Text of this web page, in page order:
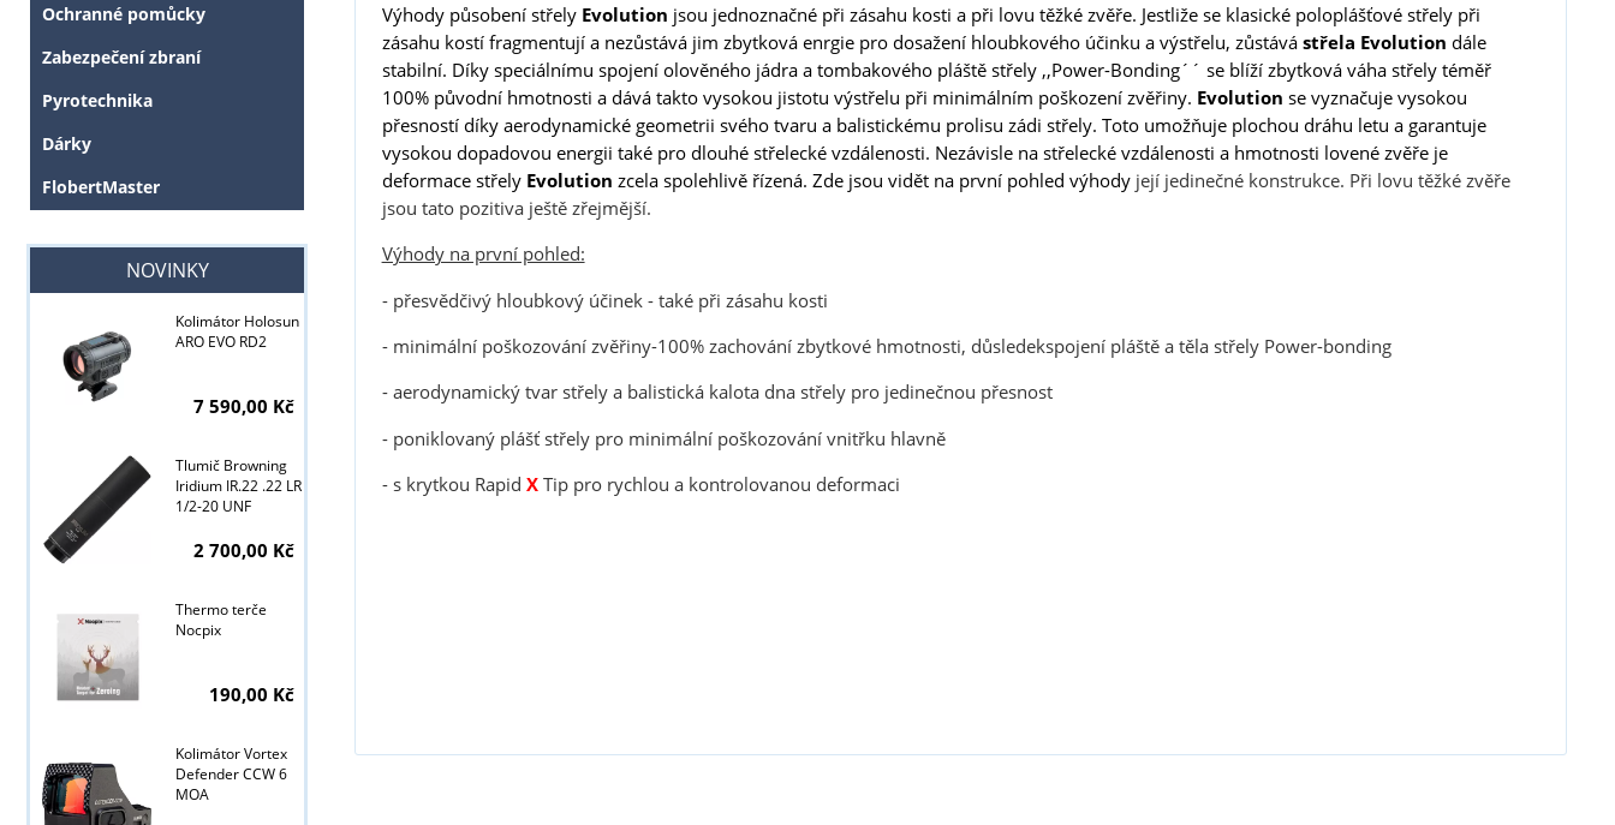
Výhody působení střelyEvolution jsou jednoznačné při zásahu kosti a při lovu těžké zvěře. Jestliže se klasické poloplášťové střely při
zásahu kostí fragmentují a nezůstává jim zbytková enrgie pro dosažení hloubkového účinku a výstřelu, zůstávástřela Evolution dále
stabilní. Díky speciálnímu spojení olověného jádra a tombakového pláště střely ,,Power-Bonding´´ se blíží zbytková váha střely téměř
100% původní hmotnosti a dává takto vysokou jistotu výstřelu při minimálním poškození zvěřiny. Evolution se vyznačuje vysokou
přesností díky aerodynamické geometrii svého tvaru a balistickému prolisu zádi střely. Toto umožňuje plochou dráhu letu a garantuje
vysokou dopadovou energii také pro dlouhé střelecké vzdálenosti. Nezávisle na střelecké vzdálenosti a hmotnosti lovené zvěře je
deformace střely Evolution zcela spolehlivě řízená. Zde jsou vidět na první pohled výhodyjejí jedinečné konstrukce. Při lovu těžké zvěře
jsou tato pozitiva ještě zřejmější.
Výhody na první pohled:
- přesvědčivý hloubkový účinek - také při zásahu kosti
- minimální poškozování zvěřiny-100% zachování zbytkové hmotnosti, důsledekspojení pláště a těla střely Power-bonding
- aerodynamický tvar střely a balistická kalota dna střely pro jedinečnou přesnost
- poniklovaný plášť střely pro minimální poškozování vnitřku hlavně
- s krytkou Rapid XTip pro rychlou a kontrolovanou deformaci
Ochranné pomůcky
Zabezpečení zbraní
Pyrotechnika
Dárky
FlobertMaster
NOVINKY
Kolimátor Holosun
ARO EVO RD2
7 590,00 Kč
Tlumič Browning
Iridium IR.22 .22 LR
1/2-20 UNF
2 700,00 Kč
Thermo terče
Nocpix
190,00 Kč
Kolimátor Vortex
Defender CCW 6
MOA
Tyto stránky jsou určeny pouze odborné veřejnosti od 18 let a podnikatelům v oblasti zbraně a